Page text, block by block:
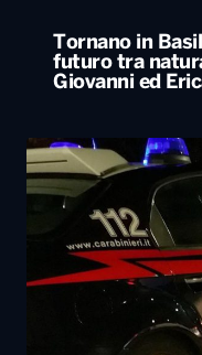
Tornano in
futuro tra
Giovanni ed